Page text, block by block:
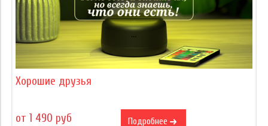
Хорошие друзья
от 1 490 руб Подробнее